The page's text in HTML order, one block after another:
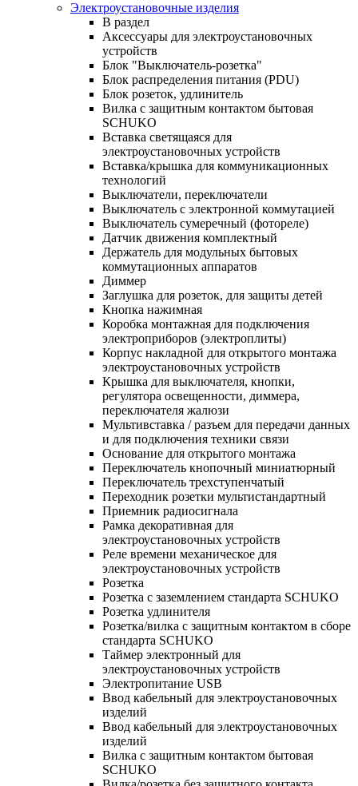
Электроустановочные изделия
В раздел
Аксессуары для электроустановочных
устройств
Блок "Выключатель-розетка"
Блок распределения питания (PDU)
Блок розеток, удлинитель
Вилка с защитным контактом бытовая
SCHUKO
Вставка светящаяся для
электроустановочных устройств
Вставка/крышка для коммуникационных
технологий
Выключатели, переключатели
Выключатель с электронной коммутацией
Выключатель сумеречный (фотореле)
Датчик движения комплектный
Держатель для модульных бытовых
коммутационных аппаратов
Диммер
Заглушка для розеток, для защиты детей
Кнопка нажимная
Коробка монтажная для подключения
электроприборов (электроплиты)
Корпус накладной для открытого монтажа
электроустановочных устройств
Крышка для выключателя, кнопки,
регулятора освещенности, диммера,
переключателя жалюзи
Мультивставка / разъем для передачи данных
и для подключения техники связи
Основание для открытого монтажа
Переключатель кнопочный миниатюрный
Переключатель трехступенчатый
Переходник розетки мультистандартный
Приемник радиосигнала
Рамка декоративная для
электроустановочных устройств
Реле времени механическое для
электроустановочных устройств
Розетка
Розетка с заземлением стандарта SCHUKO
Розетка удлинителя
Розетка/вилка с защитным контактом в сборе
стандарта SCHUKO
Таймер электронный для
электроустановочных устройств
Электропитание USB
Ввод кабельный для электроустановочных
изделий
Ввод кабельный для электроустановочных
изделий
Вилка с защитным контактом бытовая
SCHUKO